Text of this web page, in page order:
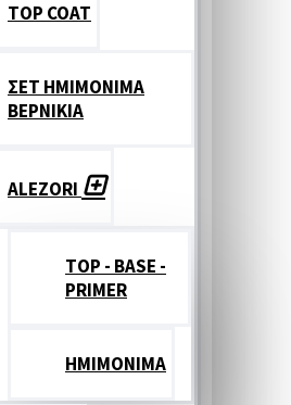
TOP COAT
ΣΕΤ ΗΜΙΜΟΝΙΜΑ
ΒΕΡΝΙΚΙΑ
ALEZORI
TOP - BASE -
PRIMER
ΗΜΙΜΟΝΙΜΑ